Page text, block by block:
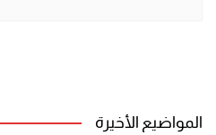
المواضيع الأخيرة